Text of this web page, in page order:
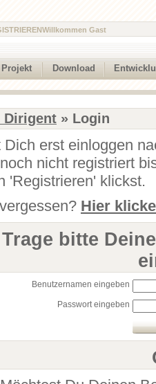
Willkommen Gast
Projekt Download
Dirigent » Login
Dich erst einloggen
nicht registriert
'Registrieren' klickst.
Hier
Trage bitte
Benutzernamen eingeben
Passwort eingeben